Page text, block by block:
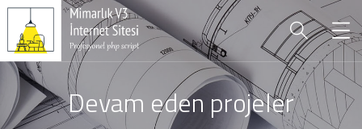
Devam eden projeler